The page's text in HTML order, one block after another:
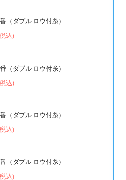
（ダブル ロウ付糸）
込)
（ダブル ロウ付糸）
込)
（ダブル ロウ付糸）
込)
（ダブル ロウ付糸）
込)